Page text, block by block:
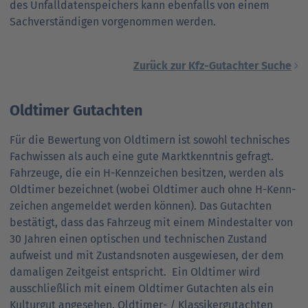
des Unfall­daten­speichers kann ebenfalls von einem
Sach­verständigen vorgenommen werden.
Zurück zur Kfz-Gutachter Suche
Oldtimer Gutachten
Für die Bewertung von Oldtimern ist sowohl technisches
Fach­wissen als auch eine gute Markt­kenntnis gefragt.
Fahrzeuge, die ein H-Kenn­zeichen besitzen, werden als
Oldtimer bezeichnet (wobei Oldtimer auch ohne H-Kenn­
zeichen angemeldet werden können). Das Gutachten
bestätigt, dass das Fahr­zeug mit einem Mindest­alter von
30 Jahren einen optischen und technischen Zustand
aufweist und mit Zustands­noten ausgewiesen, der dem
damaligen Zeit­geist entspricht. Ein Oldtimer wird
ausschließlich mit einem Oldtimer Gutachten als ein
Kultur­gut angesehen. Oldtimer- / Klassiker­gutachten